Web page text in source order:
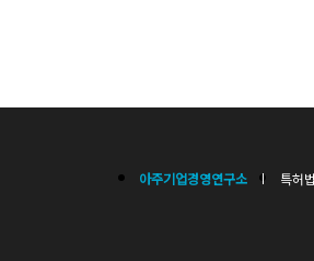
아주기업경영연구소 특허